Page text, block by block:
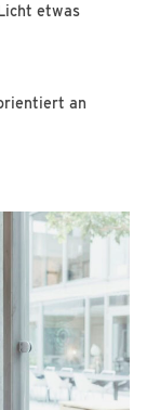
etwas
an